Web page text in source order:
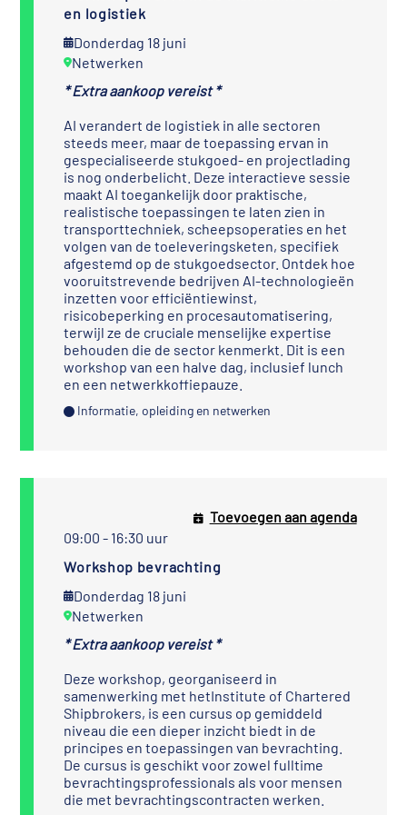
en logistiek
Donderdag 18 juni
Netwerken
* Extra aankoop vereist *
AI verandert de logistiek in alle sectoren
steeds meer, maar de toepassing ervan in
gespecialiseerde stukgoed- en projectlading
is nog onderbelicht. Deze interactieve sessie
maakt AI toegankelijk door praktische,
realistische toepassingen te laten zien in
transporttechniek, scheepsoperaties en het
volgen van de toeleveringsketen, specifiek
afgestemd op de stukgoedsector. Ontdek hoe
vooruitstrevende bedrijven AI-technologieën
inzetten voor efficiëntiewinst,
risicobeperking en procesautomatisering,
terwijl ze de cruciale menselijke expertise
behouden die de sector kenmerkt. Dit is een
workshop van een halve dag, inclusief lunch
en een netwerkkoffiepauze.
Informatie, opleiding en netwerken
09:00 - 16:30 uur
Workshop bevrachting
Donderdag 18 juni
Netwerken
Toevoegen aan agenda
* Extra aankoop vereist *
Deze workshop, georganiseerd in
samenwerking met hetInstitute of Chartered
Shipbrokers, is een cursus op gemiddeld
niveau die een dieper inzicht biedt in de
principes en toepassingen van bevrachting.
De cursus is geschikt voor zowel fulltime
bevrachtingsprofessionals als voor mensen
die met bevrachtingscontracten werken.